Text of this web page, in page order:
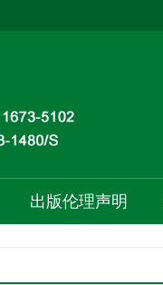
出版伦理声明